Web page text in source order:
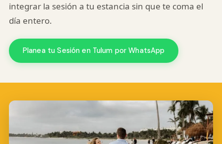
integrar la sesión a tu estancia sin que te coma el
día entero.
Planea tu Sesión en Tulum por WhatsApp